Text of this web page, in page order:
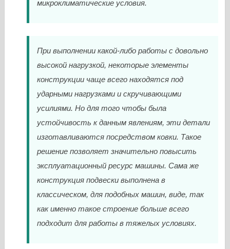
микроклиматические условия.
При выполнении какой-либо работы с довольно
высокой нагрузкой, некоторые элементы
конструкции чаще всего находятся под
ударными нагрузками и скручивающими
усилиями. Но для того чтобы была
устойчивость к данным явлениям, эти детали
изготавливаются посредством ковки. Такое
решение позволяет значительно повысить
эксплуатационный ресурс машины. Сама же
конструкция подвески выполнена в
классическом, для подобных машин, виде, так
как именно такое строение больше всего
подходит для работы в тяжелых условиях.